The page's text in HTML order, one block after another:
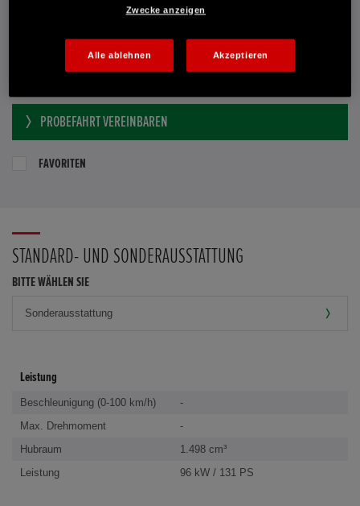
Händler kontaktieren
E-MAIL-ANFRAGE
PROBEFAHRT VEREINBAREN
FAVORITEN
STANDARD- UND SONDERAUSSTATTUNG
BITTE WÄHLEN SIE
Leistung
Beschleunigung (0-100 km/h)
-
Max. Drehmoment
-
Hubraum
1.498 cm³
Leistung
96 kW / 131 PS
Zwecke anzeigen
Alle ablehnen Akzeptieren